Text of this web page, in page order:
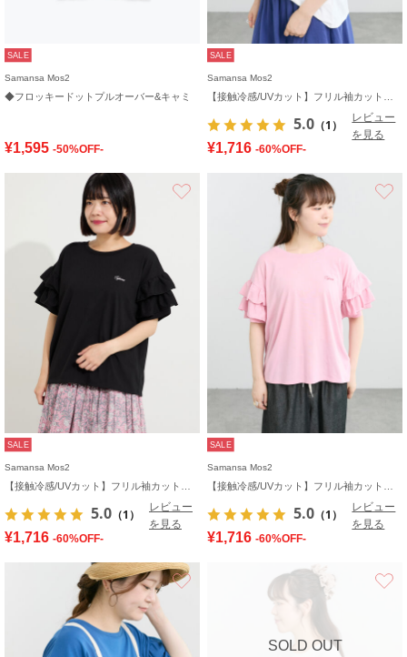
SALE
Samansa Mos2
◆フロッキードットプルオーバー&キャミ
¥1,595 -50%OFF-
SALE
Samansa Mos2
5.0 （1）
レビュー
を見る
¥1,716 -60%OFF-
SALE
Samansa Mos2
5.0 （1）
レビュー
を見る
¥1,716 -60%OFF-
SALE
Samansa Mos2
5.0 （1）
レビュー
を見る
¥1,716 -60%OFF-
SOLD OUT